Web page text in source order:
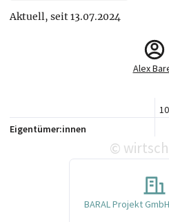
Aktuell, seit 13.07.2024
Alex
Eigentümer:innen
©
BARAL Projekt